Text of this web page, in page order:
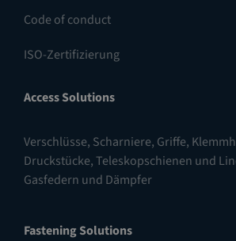
Code of conduct
ISO-Zertifizierung
Access Solutions
Verschlüsse, Scharniere, Griffe,
Druckstücke,Teleskopschienen und
Gasfedern und Dämpfer
Fastening Solutions